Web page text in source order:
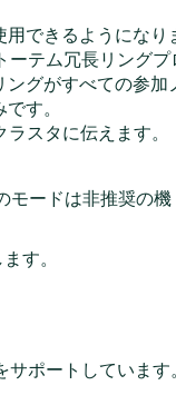
できるようになり
テム冗長リングプ
グがすべての参加
す。
スタに伝えます。
モードは非推奨の機
す。
ポートしています